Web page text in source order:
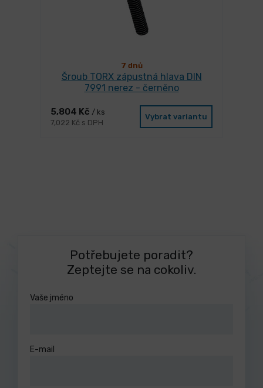
7 dnů
Šroub TORX zápustná hlava DIN
7991 nerez - černěno
5,804 Kč / ks
7,022 Kč s DPH
Vybrat variantu
Potřebujete poradit?
Zeptejte se na cokoliv.
Vaše jméno
E-mail